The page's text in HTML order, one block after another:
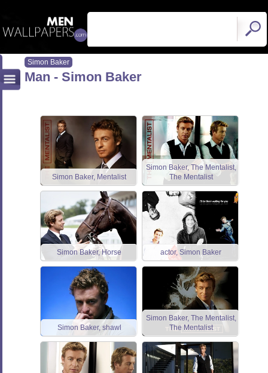
Simon Baker
Man - Simon Baker
Simon Baker, Mentalist
Simon Baker, The Mentalist,
The Mentalist
Simon Baker, Horse actor, Simon Baker
Simon Baker, shawl
Simon Baker, The Mentalist,
The Mentalist